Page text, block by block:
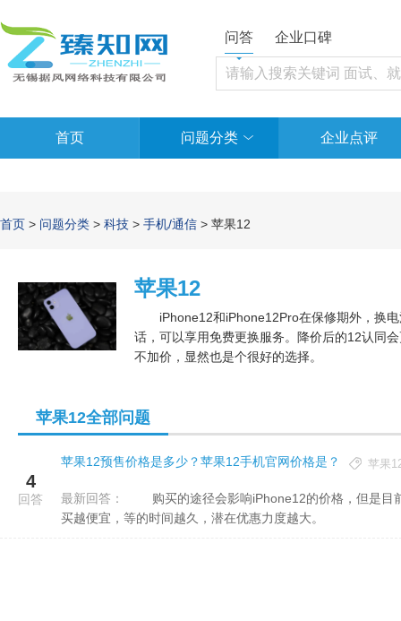
问答 企业口碑
首页 问题分类 企业点评
首页 > 问题分类 > 科技 > 手机/通信 > 苹果12
苹果12
iPhone12和iPhone12Pro在保修期外，换电
话，可以享用免费更换服务。降价后的12认同
不加价，显然也是个很好的选择。
苹果12全部问题
4
回答
苹果12预售价格是多少？苹果12手机官网价格是？ 苹果
最新回答：
买越便宜，等的时间越久，潜在优惠力度越大。